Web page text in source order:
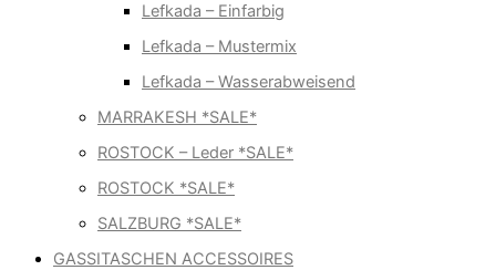
Lefkada – Einfarbig
Lefkada – Mustermix
Lefkada – Wasserabweisend
MARRAKESH *SALE*
ROSTOCK – Leder *SALE*
ROSTOCK *SALE*
SALZBURG *SALE*
GASSITASCHEN ACCESSOIRES